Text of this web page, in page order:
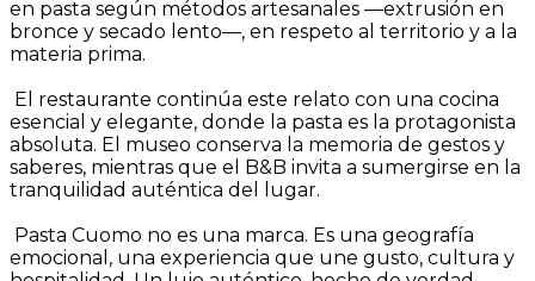
en pasta según métodos artesanales —extrusión en
bronce y secado lento—, en respeto al territorio y a la
materia prima.
El restaurante continúa este relato con una cocina
esencial y elegante, donde la pasta es la protagonista
absoluta. El museo conserva la memoria de gestos y
saberes, mientras que el B&B invita a sumergirse en la
tranquilidad auténtica del lugar.
Pasta Cuomo no es una marca. Es una geografía
emocional, una experiencia que une gusto, cultura y